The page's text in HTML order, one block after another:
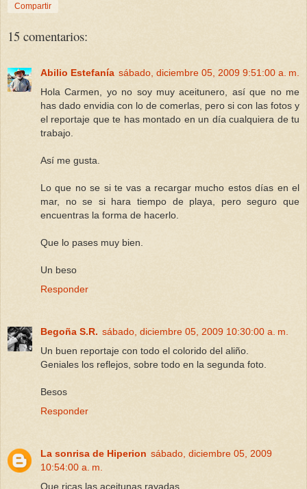
Compartir
15 comentarios:
Abilio Estefanía sábado, diciembre 05, 2009 9:51:00 a. m.
Hola Carmen, yo no soy muy aceitunero, así que no me
has dado envidia con lo de comerlas, pero si con las fotos y
el reportaje que te has montado en un día cualquiera de tu
trabajo.
Así me gusta.
Lo que no se si te vas a recargar mucho estos días en el
mar, no se si hara tiempo de playa, pero seguro que
encuentras la forma de hacerlo.
Que lo pases muy bien.
Un beso
Responder
Begoña S.R. sábado, diciembre 05, 2009 10:30:00 a. m.
Un buen reportaje con todo el colorido del aliño.
Geniales los reflejos, sobre todo en la segunda foto.
Besos
Responder
La sonrisa de Hiperion sábado, diciembre 05, 2009
10:54:00 a. m.
Que ricas las aceitunas rayadas....